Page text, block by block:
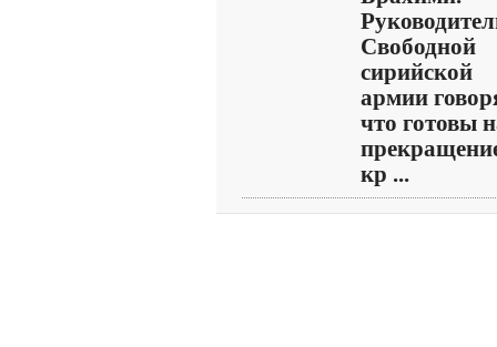
Свободной
сирийской
армии
что готовы
кр ...